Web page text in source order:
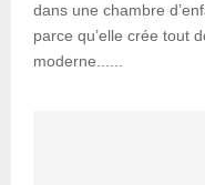
dans une chambre
parce qu’elle crée tout
moderne......